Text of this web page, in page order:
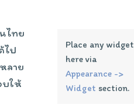
ไทย
ไป
ลาย
บให้
Place any widget
here via
Appearance ->
Widget section.